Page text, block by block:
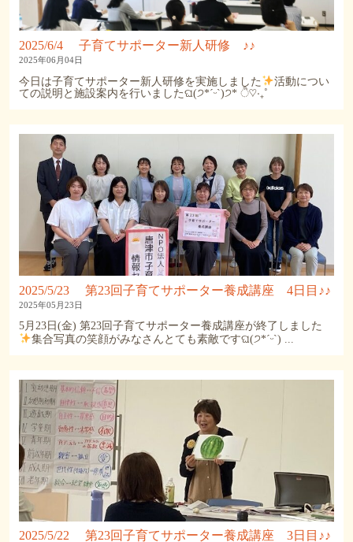
2025/6/4 子育てサポーター新人研修 ♪♪
2025年06月04日
今日は子育てサポーター新人研修を実施しました
活動につい
ての説明と施設案内を行いましたଘ(੭*ˊᵕˋ)੭* ੈ♡‧₊˚
2025/5/23 第23回子育てサポーター養成講座 4日目♪♪
2025年05月23日
5月23日(金) 第23回子育てサポーター養成講座が終了しました
集合写真の笑顔がみなさんとても素敵ですଘ(੭*ˊᵕˋ) ...
2025/5/22 第23回子育てサポーター養成講座 3日目♪♪